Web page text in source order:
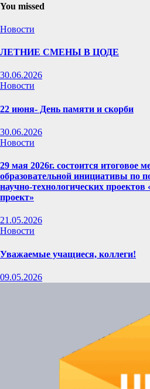
You missed
Новости
ЛЕТНИЕ СМЕНЫ В ЦОДЕ
30.06.2026
Новости
22 июня- День памяти и скорби
30.06.2026
Новости
29 мая 2026г. состоится итоговое
образовательной инициативы по
научно-технологических
проект»
21.05.2026
Новости
Уважаемые учащиеся, коллеги!
09.05.2026